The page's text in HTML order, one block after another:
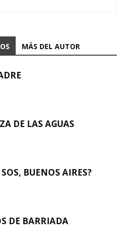
MÁS DEL AUTOR
DE LAS AGUAS
BUENOS AIRES?
DE BARRIADA